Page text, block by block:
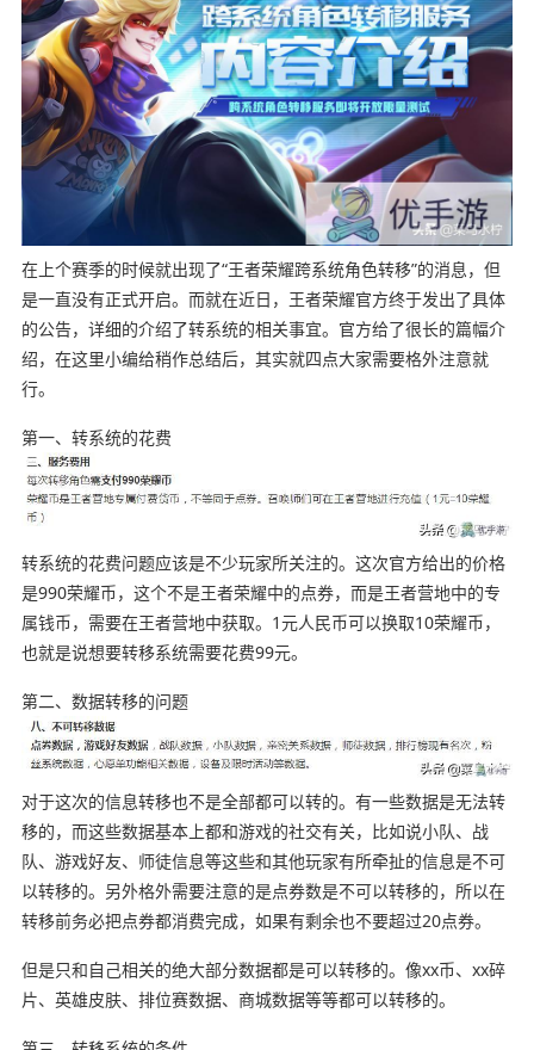
在上个赛季的时候就出现了“王者荣耀跨系统角色转移”的消息，但
是一直没有正式开启。而就在近日，王者荣耀官方终于发出了具体
的公告，详细的介绍了转系统的相关事宜。官方给了很长的篇幅介
绍，在这里小编给稍作总结后，其实就四点大家需要格外注意就
行。
第一、转系统的花费
转系统的花费问题应该是不少玩家所关注的。这次官方给出的价格
是990荣耀币，这个不是王者荣耀中的点券，而是王者营地中的专
属钱币，需要在王者营地中获取。1元人民币可以换取10荣耀币，
也就是说想要转移系统需要花费99元。
第二、数据转移的问题
对于这次的信息转移也不是全部都可以转的。有一些数据是无法转
移的，而这些数据基本上都和游戏的社交有关， 比如说小队、战
队、游戏好友、师徒信息等这些和其他玩家有所牵扯的信息是不可
以转移的。 另外格外需要注意的是点券数是不可以转移的， 所以在
转移前务必把点券都消费完成，如果有剩余也不要超过20点券。
但是只和自己相关的绝大部分数据都是可以转移的。像xx币、xx碎
片、英雄皮肤、排位赛数据、商城数据等等都可以转移的。